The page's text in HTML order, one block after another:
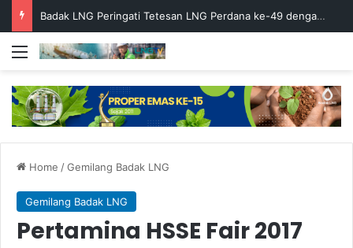
Badak LNG Peringati Tetesan LNG Perdana ke-49 dengan Doa Bersama
Menu
Home /Gemilang Badak LNG
Gemilang Badak LNG
Pertamina HSSE Fair 2017